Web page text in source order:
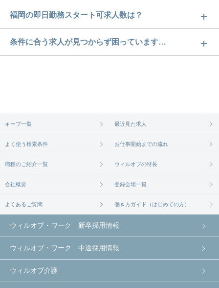
福岡の即日勤務スタート可求人数は？
福岡の即日勤務スタート可求人数は273件です。どの
ような求人があるかぜひチェックしてみてくださ
条件に合う求人が見つからず困っています…
無料相談の登録はコチラから
キープ一覧 最近見た求人
よく使う検索条件 お仕事開始までの流れ
職種のご紹介一覧 ウィルオブの特長
会社概要 登録会場一覧
よくあるご質問 働き方ガイド（はじめての方）
ウィルオブ・ワーク 新卒採用情報
ウィルオブ・ワーク 中途採用情報
ウィルオブ介護